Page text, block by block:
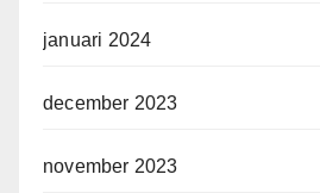
januari 2024
december 2023
november 2023